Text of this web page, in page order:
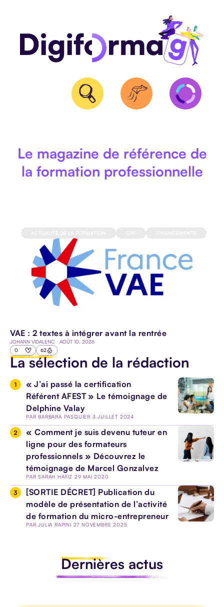
QUALIOPI
ET
E-
PÉDAGOGIE
IA
TOUS LES
ARTICLES
TOUS LES
ARTICLES
AGENDA
Le magazine de référence de
la formation professionnelle
VAE : 2 textes à intégrer avant la rentrée
JOHANN VIDALENC AOÛT 10, 2026
0 62
La sélection de la rédaction
« J’ai passé la certification
Référent AFEST » Le témoignage de
Delphine Valay
PARBARBARA PASQUIER 3 JUILLET 2024
« Comment je suis devenu tuteur en
ligne pour des formateurs
professionnels » Découvrez le
témoignage de Marcel Gonzalvez
PARSARAH HAFIZ 29 MAI 2020
[SORTIE DÉCRET] Publication du
modèle de présentation de l’activité
de formation du micro-entrepreneur
PARJULIA RAPINI 27 NOVEMBRE 2025
Dernières actus